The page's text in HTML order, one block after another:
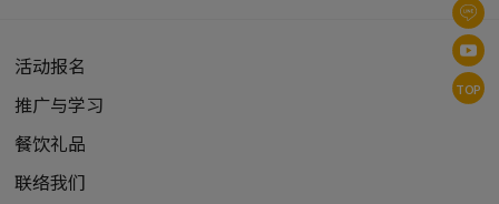
活动报名
推广与学习
餐饮礼品
联络我们
TOP